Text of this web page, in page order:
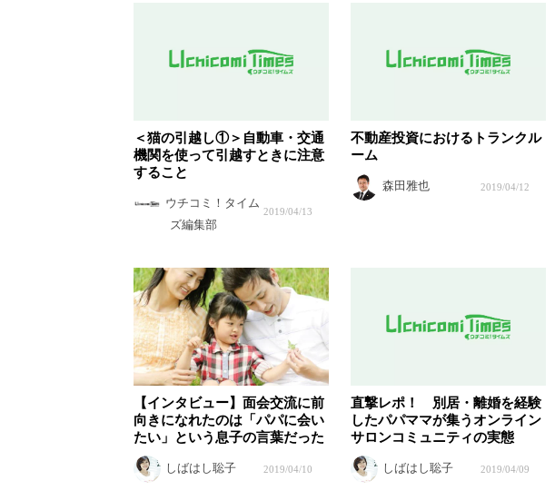
＜猫の引越し①＞自動車・交通
機関を使って引越すときに注意
すること
ウチコミ！タイム
ズ編集部
2019/04/13
不動産投資におけるトランクル
ーム
森田雅也 2019/04/12
【インタビュー】面会交流に前
向きになれたのは「パパに会い
たい」という息子の言葉だった
しばはし聡子 2019/04/10
直撃レポ！ 別居・離婚を経験
したパパママが集うオンライン
サロンコミュニティの実態
しばはし聡子 2019/04/09